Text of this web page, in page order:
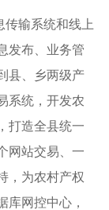
传输系统和线上
发布、业务管
县、乡两级产
系统，开发农
打造全县统一
网站交易、一
，为农村产权
库网控中心，